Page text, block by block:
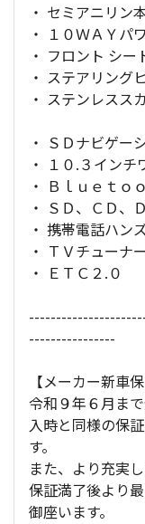
・ セミアニリン
・ １０ＷＡＹパ
・ フロント シ
・ ステアリング
・ ステンレスス
・ ＳＤナビゲー
・ １０.３イン
・ Ｂｌｕｅｔｏ
・ ＳＤ、ＣＤ、
・ 携帯電話ハン
・ ＴＶチューナー
・ ＥＴＣ２.０
----------------
【メーカー新車
令和９年６月ま
入時と同様の保
す。
また、より充実
保証満了後より
御座います。